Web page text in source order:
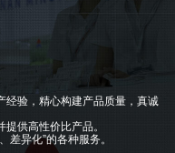
，精心构建产品质量，真诚
提供高性价比产品。
差异化”的各种服务。